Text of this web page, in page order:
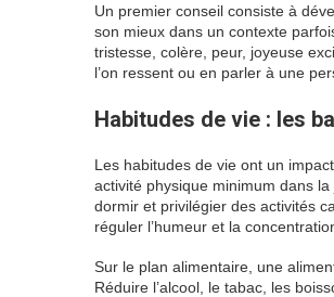
Un premier conseil consiste à
son mieux dans un contexte
tristesse, colère, peur, joyeuse
l’on ressent ou en parler à une
Habitudes de vie : les
Les habitudes de vie ont un
activité physique minimum dans
dormir et privilégier des activités
réguler l’humeur et la
Sur le plan alimentaire, une
Réduire l’alcool, le tabac, les